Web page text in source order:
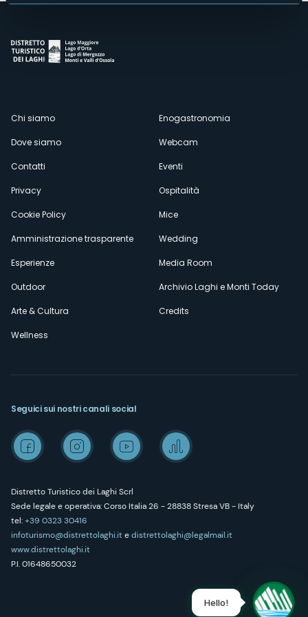
Menù
secondario
Chi siamo
Dove siamo
Contatti
Privacy
Cookie Policy
Amministrazione trasparente
Esperienze
Outdoor
Arte & Cultura
Wellness
Enogastronomia
Webcam
Eventi
Ospitalità
Mice
Wedding
Media Room
Archivio Laghi e Monti Today
Credits
Distretto Turistico dei Laghi Scrl
Sede legale e operativa: Corso Italia 26 - 28838 Stresa VB - Italy
tel:+39 0323 30416
infoturismo@distrettolaghi.itedistrettolaghi@legalmail.it
www.distrettolaghi.it
P.I. 01648650032
Seguici sui nostri canali social